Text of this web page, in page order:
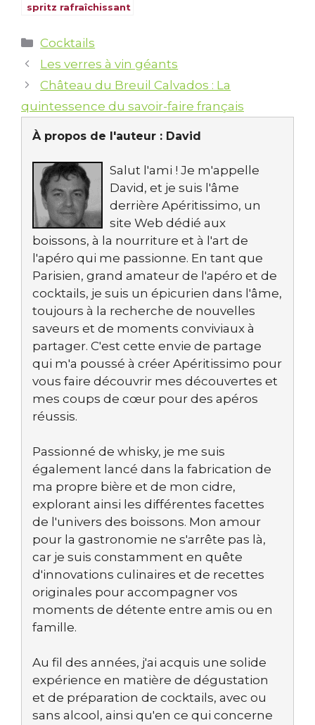
spritz rafraîchissant
Catégories
Cocktails
Les verres à vin géants
Château du Breuil Calvados : La
quintessence du savoir-faire français
À propos de l'auteur : David
Salut l'ami ! Je m'appelle
David, et je suis l'âme
derrière Apéritissimo, un
site Web dédié aux
boissons, à la nourriture et à l'art de
l'apéro qui me passionne. En tant que
Parisien, grand amateur de l'apéro et de
cocktails, je suis un épicurien dans l'âme,
toujours à la recherche de nouvelles
saveurs et de moments conviviaux à
partager. C'est cette envie de partage
qui m'a poussé à créer Apéritissimo pour
vous faire découvrir mes découvertes et
mes coups de cœur pour des apéros
réussis.
Passionné de whisky, je me suis
également lancé dans la fabrication de
ma propre bière et de mon cidre,
explorant ainsi les différentes facettes
de l'univers des boissons. Mon amour
pour la gastronomie ne s'arrête pas là,
car je suis constamment en quête
d'innovations culinaires et de recettes
originales pour accompagner vos
moments de détente entre amis ou en
famille.
Au fil des années, j'ai acquis une solide
expérience en matière de dégustation
et de préparation de cocktails, avec ou
sans alcool, ainsi qu'en ce qui concerne